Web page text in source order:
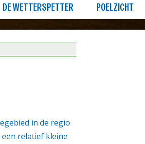
DE WETTERSPETTER POELZICHT
in de regio
relatief kleine